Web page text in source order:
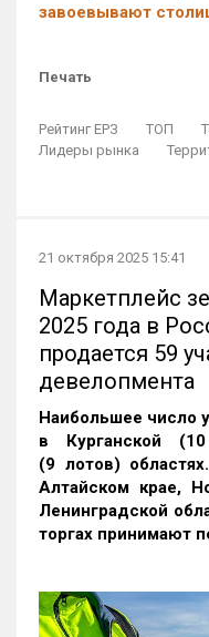
завоевывают
Печать
Рейтинг ЕРЗ ТОП
Лидеры рынка
21 октября 2025 15:41
Маркетплейс
2025 года в
продается 59
девелопмента
Наибольшее число
в Курганской
(9 лотов)
Алтайском крае,
Ленинградской
торгах принимают